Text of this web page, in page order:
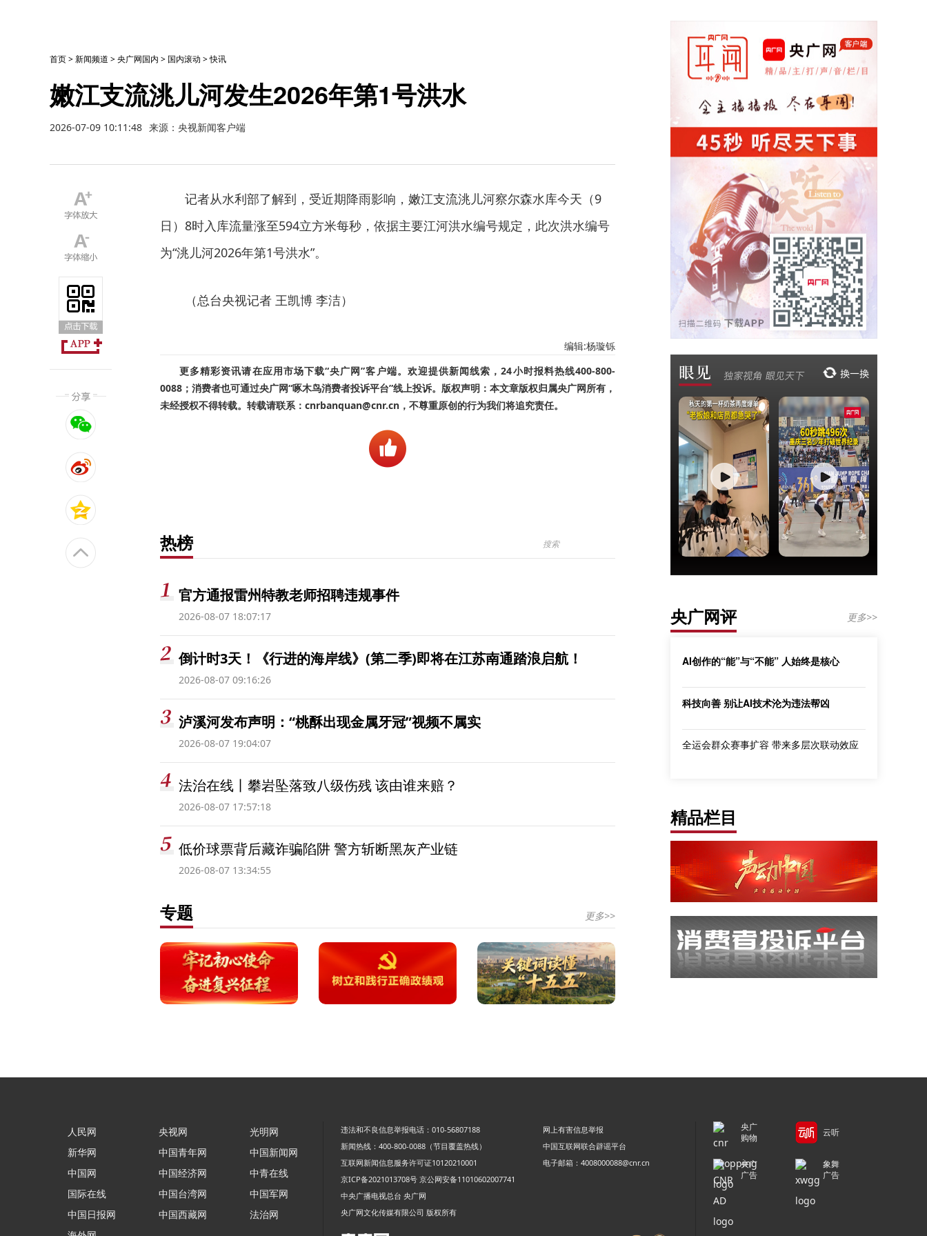
首页>新闻频道 >央广网国内 > 国内滚动 >快讯
嫩江支流洮儿河发生2026年第1号洪水
2026-07-09 10:11:48 来源：央视新闻客户端
记者从水利部了解到，受近期降雨影响，嫩江支流洮儿河察尔森水库今天（9
日）8时入库流量涨至594立方米每秒，依据主要江河洪水编号规定，此次洪水编号
为“洮儿河2026年第1号洪水”。
（总台央视记者 王凯博 李洁）
编辑:杨璇铄
更多精彩资讯请在应用市场下载“央广网”客户端。欢迎提供新闻线索，24小时报料热线400-800-
0088；消费者也可通过央广网“啄木鸟消费者投诉平台”线上投诉。版权声明：本文章版权归属央广网所有，
未经授权不得转载。转载请联系：cnrbanquan@cnr.cn，不尊重原创的行为我们将追究责任。
热榜
官方通报雷州特教老师招聘违规事件
2026-08-07 18:07:17
倒计时3天！《行进的海岸线》(第二季)即将在江苏南通踏浪启航！
2026-08-07 09:16:26
泸溪河发布声明：“桃酥出现金属牙冠”视频不属实
2026-08-07 19:04:07
法治在线丨攀岩坠落致八级伤残 该由谁来赔？
2026-08-07 17:57:18
低价球票背后藏诈骗陷阱 警方斩断黑灰产业链
2026-08-07 13:34:55
专题 更多>>
央广网评 更多>>
AI创作的“能”与“不能” 人始终是核心
科技向善 别让AI技术沦为违法帮凶
全运会群众赛事扩容 带来多层次联动效应
精品栏目
人民网
新华网
中国网
国际在线
中国日报网
央视网
中国青年网
中国经济网
中国台湾网
中国西藏网
光明网
中国新闻网
中青在线
中国军网
法治网
违法和不良信息举报电话：010-56807188
网上有害信息举报
新闻热线：400-800-0088（节目覆盖热线）
中国互联网联合辟谣平台
互联网新闻信息服务许可证10120210001
电子邮箱：4008000088@cnr.cn
京ICP备2021013708号 京公网安备11010602007741
中央广播电视总台 央广网
央广网文化传媒有限公司 版权所有
央广
购物
云听
央广
广告
象舞
广告